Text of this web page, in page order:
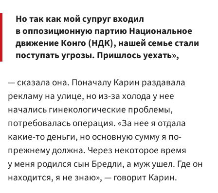
Но так как мой супруг входил
в оппозиционную партию Национальное
движение Конго (НДК), нашей семье стали
поступать угрозы. Пришлось уехать»,
— сказала она. Поначалу Карин раздавала
рекламу на улице, но из-за холода у нее
начались гинекологические проблемы,
потребовалась операция. «За нее я отдала
какие-то деньги, но основную сумму я по-
прежнему должна. Через некоторое время
у меня родился сын Бредли, а муж ушел. Где он
находится, я не знаю», — говорит Карин.